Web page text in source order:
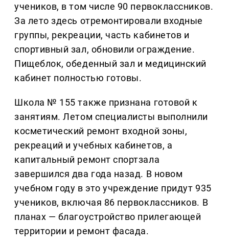
учеников, в том числе 90 первоклассников.
За лето здесь отремонтировали входные
группы, рекреации, часть кабинетов и
спортивный зал, обновили ограждение.
Пищеблок, обеденный зал и медицинский
кабинет полностью готовы.
Школа № 155 также признана готовой к
занятиям. Летом специалисты выполнили
косметический ремонт входной зоны,
рекреаций и учебных кабинетов, а
капитальный ремонт спортзала
завершился два года назад. В новом
учебном году в это учреждение придут 935
учеников, включая 86 первоклассников. В
планах — благоустройство прилегающей
территории и ремонт фасада.